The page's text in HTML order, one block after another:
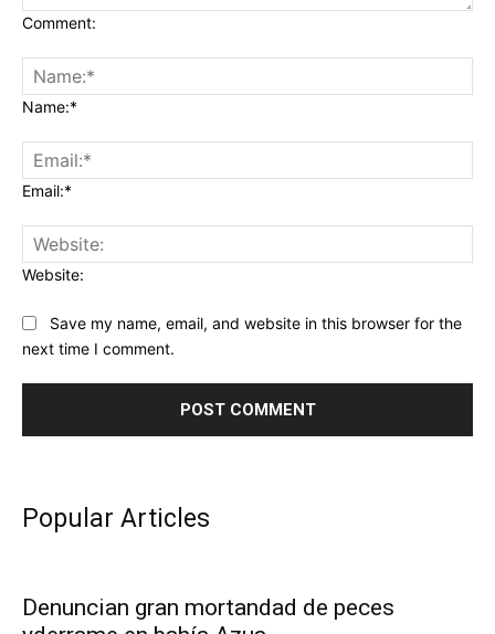
Comment:
Name:*
Email:*
Website:
Save my name, email, and website in this browser for the
next time I comment.
Popular Articles
Denuncian gran mortandad de peces